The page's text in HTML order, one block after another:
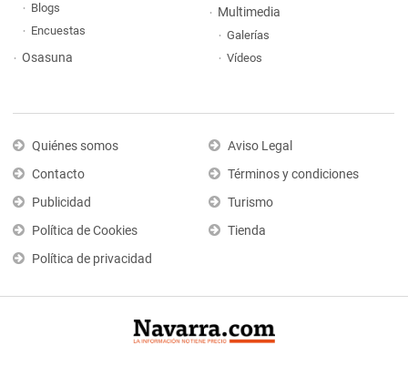
Blogs
Encuestas
Osasuna
Multimedia
Galerías
Vídeos
Quiénes somos
Contacto
Publicidad
Política de Cookies
Política de privacidad
Aviso Legal
Términos y condiciones
Turismo
Tienda